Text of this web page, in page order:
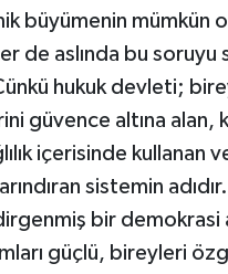
büyümenin mümkün
de aslında bu soruyu
hukuk devleti;
güvence altına alan,
içerisinde kullanan
sistemin
bir demokrasi
güçlü, bireyleri